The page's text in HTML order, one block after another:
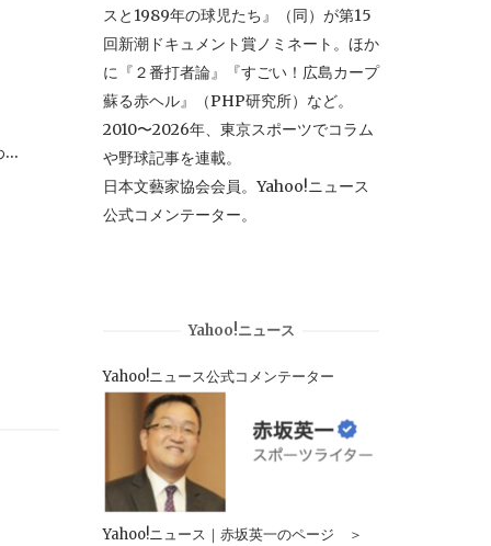
...
スと1989年の球児たち』（同）が第15
回新潮ドキュメント賞ノミネート。ほか
に『２番打者論』『すごい！広島カープ
蘇る赤ヘル』（PHP研究所）など。
2010〜2026年、東京スポーツでコラム
や野球記事を連載。
日本文藝家協会会員。Yahoo!ニュース
公式コメンテーター。
Yahoo!ニュース
Yahoo!ニュース公式コメンテーター
Yahoo!ニュース｜赤坂英一のページ ＞